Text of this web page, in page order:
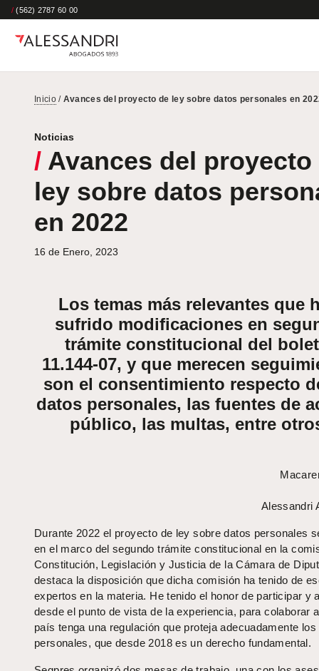
/ (562) 2787 60 00
Inicio/ Avances del proyecto de ley sobre datos personales en
Noticias
/ Avances del proyecto
ley sobre datos
en 2022
16 de Enero, 2023
Los temas más relevantes que
sufrido modificaciones en
trámite constitucional del
11.144-07, y que merecen
son el consentimiento respecto
datos personales, las fuentes de
público, las multas, entre
Alessandri
Durante 2022 el proyecto de ley sobre datos personales
en el marco del segundo trámite constitucional en la
Constitución, Legislación y Justicia de la Cámara de
destaca la disposición que dicha comisión ha tenido de
expertos en la materia. He tenido el honor de participar y
desde el punto de vista de la experiencia, para colaborar
país tenga una regulación que proteja adecuadamente los
personales, que desde 2018 es un derecho fundamental.